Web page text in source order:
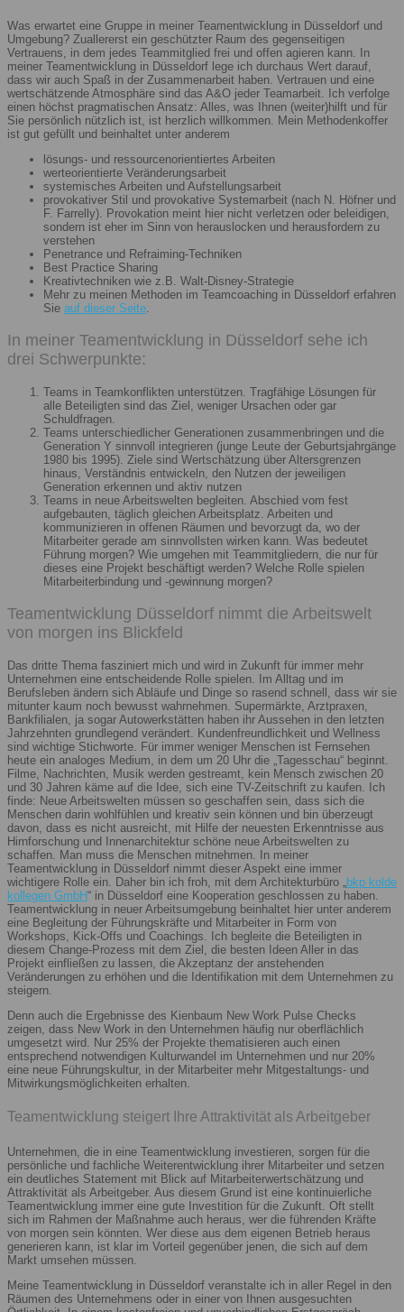
Was erwartet eine Gruppe in meiner Teamentwicklung in Düsseldorf und
Umgebung? Zuallererst ein geschützter Raum des gegenseitigen
Vertrauens, in dem jedes Teammitglied frei und offen agieren kann. In
meiner Teamentwicklung in Düsseldorf lege ich durchaus Wert darauf,
dass wir auch Spaß in der Zusammenarbeit haben. Vertrauen und eine
wertschätzende Atmosphäre sind das A&O jeder Teamarbeit. Ich verfolge
einen höchst pragmatischen Ansatz: Alles, was Ihnen (weiter)hilft und für
Sie persönlich nützlich ist, ist herzlich willkommen. Mein Methodenkoffer
ist gut gefüllt und beinhaltet unter anderem
lösungs- und ressourcenorientiertes Arbeiten
werteorientierte Veränderungsarbeit
systemisches Arbeiten und Aufstellungsarbeit
provokativer Stil und provokative Systemarbeit (nach N. Höfner und
F. Farrelly). Provokation meint hier nicht verletzen oder beleidigen,
sondern ist eher im Sinn von herauslocken und herausfordern zu
verstehen
Penetrance und Refraiming-Techniken
Best Practice Sharing
Kreativtechniken wie z.B. Walt-Disney-Strategie
Mehr zu meinen Methoden im Teamcoaching in Düsseldorf erfahren
Sie auf dieser Seite.
In meiner Teamentwicklung in Düsseldorf sehe ich
drei Schwerpunkte:
Teams in Teamkonflikten unterstützen. Tragfähige Lösungen für
alle Beteiligten sind das Ziel, weniger Ursachen oder gar
Schuldfragen.
Teams unterschiedlicher Generationen zusammenbringen und die
Generation Y sinnvoll integrieren (junge Leute der Geburtsjahrgänge
1980 bis 1995). Ziele sind Wertschätzung über Altersgrenzen
hinaus, Verständnis entwickeln, den Nutzen der jeweiligen
Generation erkennen und aktiv nutzen
Teams in neue Arbeitswelten begleiten. Abschied vom fest
aufgebauten, täglich gleichen Arbeitsplatz. Arbeiten und
kommunizieren in offenen Räumen und bevorzugt da, wo der
Mitarbeiter gerade am sinnvollsten wirken kann. Was bedeutet
Führung morgen? Wie umgehen mit Teammitgliedern, die nur für
dieses eine Projekt beschäftigt werden? Welche Rolle spielen
Mitarbeiterbindung und -gewinnung morgen?
Teamentwicklung Düsseldorf nimmt die Arbeitswelt
von morgen ins Blickfeld
Das dritte Thema fasziniert mich und wird in Zukunft für immer mehr
Unternehmen eine entscheidende Rolle spielen. Im Alltag und im
Berufsleben ändern sich Abläufe und Dinge so rasend schnell, dass wir sie
mitunter kaum noch bewusst wahrnehmen. Supermärkte, Arztpraxen,
Bankfilialen, ja sogar Autowerkstätten haben ihr Aussehen in den letzten
Jahrzehnten grundlegend verändert. Kundenfreundlichkeit und Wellness
sind wichtige Stichworte. Für immer weniger Menschen ist Fernsehen
heute ein analoges Medium, in dem um 20 Uhr die „Tagesschau“ beginnt.
Filme, Nachrichten, Musik werden gestreamt, kein Mensch zwischen 20
und 30 Jahren käme auf die Idee, sich eine TV-Zeitschrift zu kaufen. Ich
finde: Neue Arbeitswelten müssen so geschaffen sein, dass sich die
Menschen darin wohlfühlen und kreativ sein können und bin überzeugt
davon, dass es nicht ausreicht, mit Hilfe der neuesten Erkenntnisse aus
Hirnforschung und Innenarchitektur schöne neue Arbeitswelten zu
schaffen. Man muss die Menschen mitnehmen. In meiner
Teamentwicklung in Düsseldorf nimmt dieser Aspekt eine immer
wichtigere Rolle ein. Daher bin ich froh, mit dem Architekturbüro „bkp kolde
kollegen GmbH“ in Düsseldorf eine Kooperation geschlossen zu haben.
Teamentwicklung in neuer Arbeitsumgebung beinhaltet hier unter anderem
eine Begleitung der Führungskräfte und Mitarbeiter in Form von
Workshops, Kick-Offs und Coachings. Ich begleite die Beteiligten in
diesem Change-Prozess mit dem Ziel, die besten Ideen Aller in das
Projekt einfließen zu lassen, die Akzeptanz der anstehenden
Veränderungen zu erhöhen und die Identifikation mit dem Unternehmen zu
steigern.
Denn auch die Ergebnisse des Kienbaum New Work Pulse Checks
zeigen, dass New Work in den Unternehmen häufig nur oberflächlich
umgesetzt wird. Nur 25% der Projekte thematisieren auch einen
entsprechend notwendigen Kulturwandel im Unternehmen und nur 20%
eine neue Führungskultur, in der Mitarbeiter mehr Mitgestaltungs- und
Mitwirkungsmöglichkeiten erhalten.
Teamentwicklung steigert Ihre Attraktivität als Arbeitgeber
Unternehmen, die in eine Teamentwicklung investieren, sorgen für die
persönliche und fachliche Weiterentwicklung ihrer Mitarbeiter und setzen
ein deutliches Statement mit Blick auf Mitarbeiterwertschätzung und
Attraktivität als Arbeitgeber. Aus diesem Grund ist eine kontinuierliche
Teamentwicklung immer eine gute Investition für die Zukunft. Oft stellt
sich im Rahmen der Maßnahme auch heraus, wer die führenden Kräfte
von morgen sein könnten. Wer diese aus dem eigenen Betrieb heraus
generieren kann, ist klar im Vorteil gegenüber jenen, die sich auf dem
Markt umsehen müssen.
Meine Teamentwicklung in Düsseldorf veranstalte ich in aller Regel in den
Räumen des Unternehmens oder in einer von Ihnen ausgesuchten